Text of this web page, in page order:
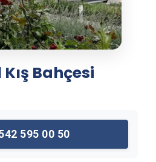
Bahçesi
595 00 50